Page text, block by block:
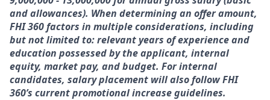
and allowances). When determining an offer amount,
FHI 360 factors in multiple considerations, including
but not limited to: relevant years of experience and
education possessed by the applicant, internal
equity, market pay, and budget. For internal
candidates, salary placement will also follow FHI
360’s current promotional increase guidelines.